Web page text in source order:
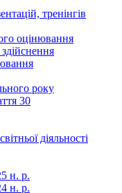
тренінгів
оцінювання
року
30
діяльності
н. р.
н. р.